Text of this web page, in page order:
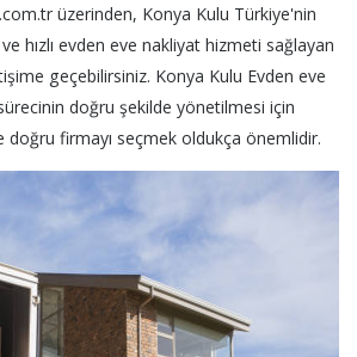
üzerinden, Konya Kulu Türkiye'nin
hızlı evden eve nakliyat hizmeti sağlayan
geçebilirsiniz. Konya Kulu Evden eve
sürecinin doğru şekilde yönetilmesi için
doğru firmayı seçmek oldukça önemlidir.